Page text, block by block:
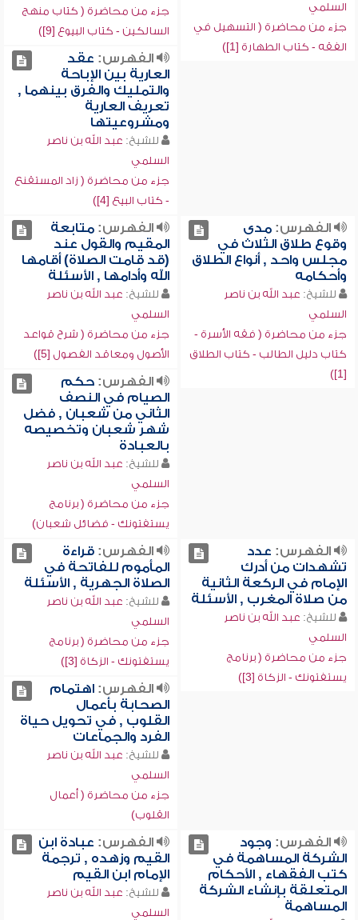
السلمي
جزء من محاضرة ( التسهيل في
الفقه - كتاب الطهارة [1])
جزء من محاضرة ( كتاب منهج
السالكين - كتاب البيوع [9])
الفهرس: عقد
العارية بين الإباحة
والتمليك والفرق بينهما ,
تعريف العارية
ومشروعيتها
للشيخ: عبد الله بن ناصر
السلمي
جزء من محاضرة ( زاد المستقنع
- كتاب البيع [4])
الفهرس:مدى
وقوع طلاق الثلاث في
مجلس واحد , أنواع الطلاق
وأحكامه
للشيخ: عبد الله بن ناصر
السلمي
جزء من محاضرة ( فقه الأسرة -
كتاب دليل الطالب - كتاب الطلاق
[1])
الفهرس:متابعة
المقيم والقول عند
(قد قامت الصلاة) أقامها
الله وأدامها , الأسئلة
للشيخ: عبد الله بن ناصر
السلمي
جزء من محاضرة ( شرح قواعد
الأصول ومعاقد الفصول [5])
الفهرس:حكم
الصيام في النصف
الثاني من شعبان , فضل
شهر شعبان وتخصيصه
بالعبادة
للشيخ: عبد الله بن ناصر
السلمي
جزء من محاضرة ( برنامج
يستفتونك - فضائل شعبان)
الفهرس: عدد
تشهدات من أدرك
الإمام في الركعة الثانية
من صلاة المغرب , الأسئلة
للشيخ: عبد الله بن ناصر
السلمي
جزء من محاضرة ( برنامج
يستفتونك - الزكاة [3])
الفهرس:قراءة
المأموم للفاتحة في
الصلاة الجهرية , الأسئلة
للشيخ: عبد الله بن ناصر
السلمي
جزء من محاضرة ( برنامج
يستفتونك - الزكاة [3])
الفهرس:اهتمام
الصحابة بأعمال
القلوب , في تحويل حياة
الفرد والجماعات
للشيخ: عبد الله بن ناصر
السلمي
جزء من محاضرة ( أعمال
القلوب)
الفهرس: وجود
الشركة المساهمة في
كتب الفقهاء , الأحكام
المتعلقة بإنشاء الشركة
المساهمة
الفهرس: عبادة ابن
القيم وزهده , ترجمة
الإمام ابن القيم
للشيخ: عبد الله بن ناصر
السلمي